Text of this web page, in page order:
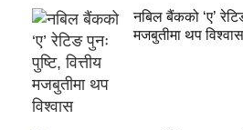
नबिल बैंकको ‘ए’
मजबुतीमा थप विश्वास